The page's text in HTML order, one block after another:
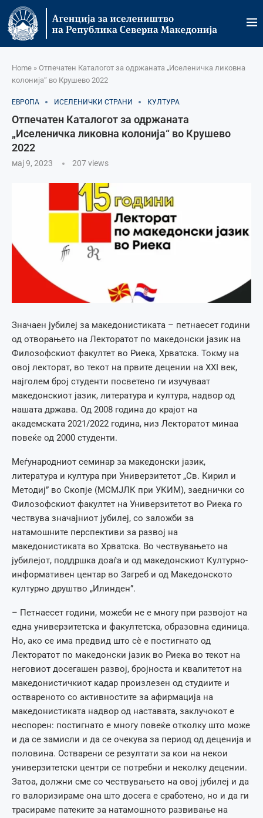
Home » Отпечатен Каталогот за одржаната „Иселеничка ликовна
колонија“ во Крушево 2022
ЕВРОПА ИСЕЛЕНИЧКИ СТРАНИ КУЛТУРА
Отпечатен Каталогот за одржаната
„Иселеничка ликовна колонија“ во Крушево
2022
мај 9, 2023 207views
Значаен јубилеј за македонистиката – петнаесет години
од отворањето на Лекторатот по македонски јазик на
Филозофскиот факултет во Риека, Хрватска. Токму на
овој лекторат, во текот на првите децении на XXI век,
најголем број студенти посветено ги изучуваат
македонскиот јазик, литература и култура, надвор од
нашата држава. Од 2008 година до крајот на
академската 2021/2022 година, низ Лекторатот минаа
повеќе од 2000 студенти.
Меѓународниот семинар за македонски јазик,
литература и култура при Универзитетот „Св. Кирил и
Методиј” во Скопје (МСМЈЛК при УКИМ), заеднички со
Филозофскиот факултет на Универзитетот во Риека го
чествува значајниот јубилеј, со заложби за
натамошните перспективи за развој на
македонистиката во Хрватска. Во чествувањето на
јубилејот, поддршка доаѓа и од македонскиот Културно-
информативен центар во Загреб и од Македонското
културно друштво „Илинден”.
– Петнаесет години, можеби не е многу при развојот на
една универзитетска и факултетска, образовна единица.
Но, ако се има предвид што сè е постигнато од
Лекторатот по македонски јазик во Риека во текот на
неговиот досегашен развој, бројноста и квалитетот на
македонистичкиот кадар произлезен од студиите и
оствареното со активностите за афирмација на
македонистиката надвор од наставата, заклучокот е
неспорен: постигнато е многу повеќе отколку што може
и да се замисли и да се очекува за период од деценија и
половина. Остварени се резултати за кои на некои
универзитетски центри се потребни и неколку децении.
Затоа, должни сме со чествувањето на овој јубилеј и да
го валоризираме она што досега е сработено, но и да ги
трасираме патеките за натамошното развивање на